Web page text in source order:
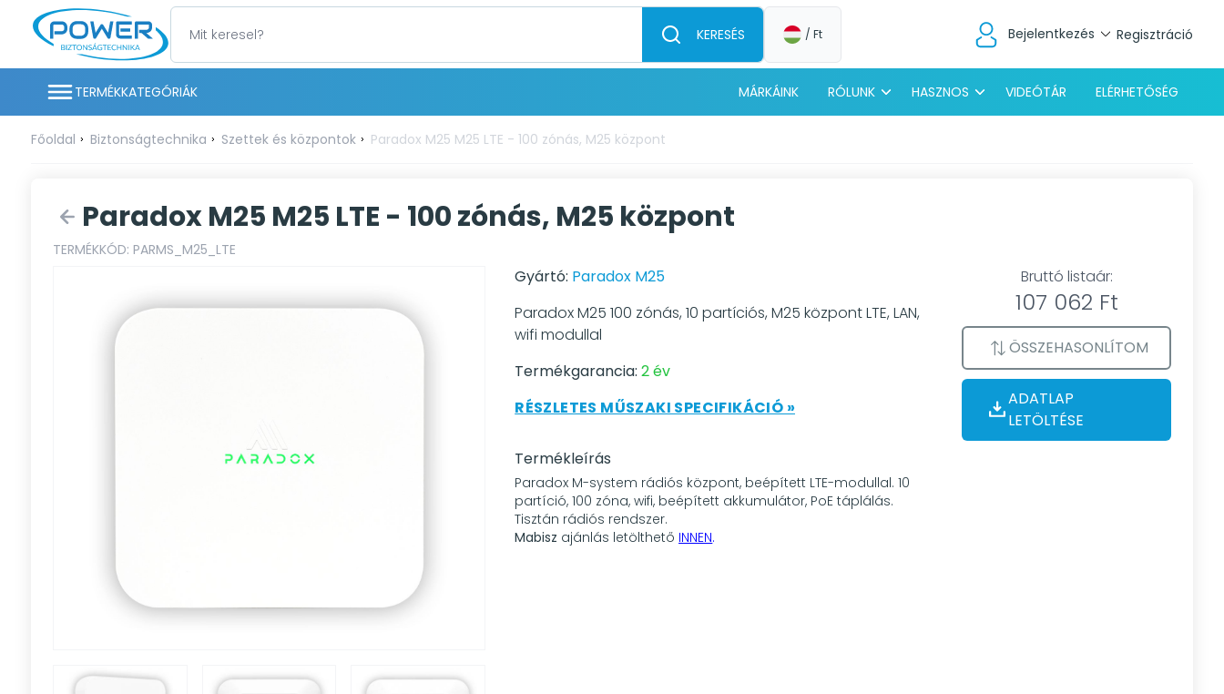
TERMÉKKATEGÓRIÁK
KERESÉS / Ft Bejelentkezés Regisztráció
MÁRKÁINK RÓLUNK HASZNOS VIDEÓTÁR ELÉRHETŐSÉG
Főoldal Biztonságtechnika Szettek és központok Paradox M25 M25 LTE - 100 zónás, M25 központ
Paradox M25 M25 LTE - 100 zónás, M25 központ
TERMÉKKÓD: PARMS_M25_LTE
Gyártó: Paradox M25
Paradox M25 100 zónás, 10 partíciós, M25 központ LTE, LAN,
wifi modullal
Termékgarancia:2 év
RÉSZLETES MŰSZAKI SPECIFIKÁCIÓ »
Termékleírás
Paradox M-system rádiós központ, beépített LTE-modullal. 10
partíció, 100 zóna, wifi, beépített akkumulátor, PoE táplálás.
Tisztán rádiós rendszer.
Mabisz ajánlás letölthető INNEN.
Bruttó listaár:
107 062 Ft
ÖSSZEHASONLÍTOM
ADATLAP
LETÖLTÉSE